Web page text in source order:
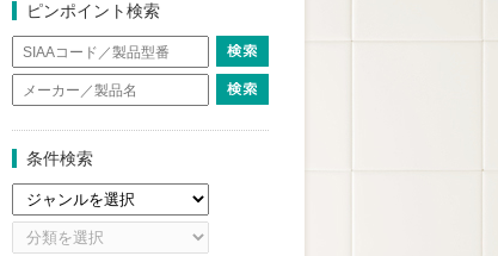
ピンポイント検索
条件検索